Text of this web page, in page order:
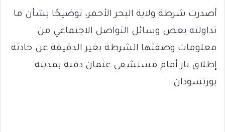
أصدرت شرطة ولاية البحر الأحمر، توضيحًا بشأن ما
تداولته بعض وسائل التواصل الاجتماعي من
معلومات وصفتها الشرطة بغير الدقيقة عن حادثة
إطلاق نار أمام مستشفى عثمان دقنة بمدينة
بورتسودان.